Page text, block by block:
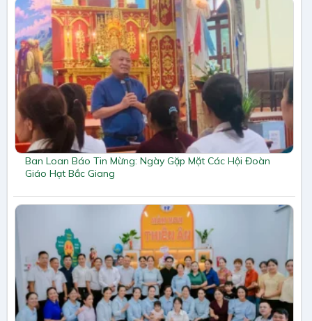
Ban Loan Báo Tin Mừng: Ngày Gặp Mặt Các Hội Đoàn
Giáo Hạt Bắc Giang